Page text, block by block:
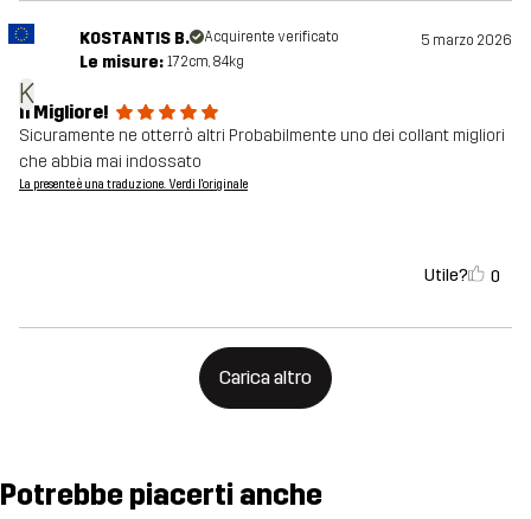
K
KOSTANTIS B. Acquirente verificato 5 marzo 2026
Le misure: 172cm, 84kg
Il Migliore!
Sicuramente ne otterrò altri Probabilmente uno dei collant migliori
che abbia mai indossato
La presente è una traduzione. Verdi l'originale
Utile? 0
Carica altro
Potrebbe piacerti anche